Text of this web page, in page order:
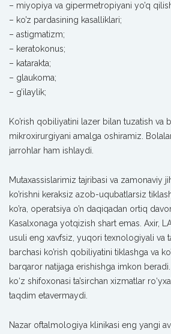
– miyopiya va gipermetropiyani yo’q
– ko’z pardasining kasalliklari;
– astigmatizm;
– keratokonus;
– katarakta;
– glaukoma;
– g’ilaylik;
Ko’rish qobiliyatini lazer bilan tuzatish va
mikroxirurgiyani amalga oshiramiz.
jarrohlar ham ishlaydi.
Mutaxassislarimiz tajribasi va zamonaviy
ko’rishni keraksiz azob-uqubatlarsiz
ko’ra, operatsiya o’n daqiqadan ortiq
Kasalxonaga yotqizish shart emas. Axir,
usuli eng xavfsiz, yuqori texnologiyali va
barchasi ko’rish qobiliyatini tiklashga va
barqaror natijaga erishishga imkon
ko‘z shifoxonasi ta’sirchan xizmatlar
taqdim etavermaydi.
Nazar oftalmologiya klinikasi eng yangi